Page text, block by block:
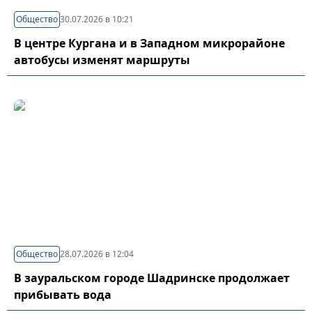
Общество30.07.2026 в 10:21
В центре Кургана и в Западном микрорайоне
автобусы изменят маршруты
Общество28.07.2026 в 12:04
В зауральском городе Шадринске продолжает
прибывать вода